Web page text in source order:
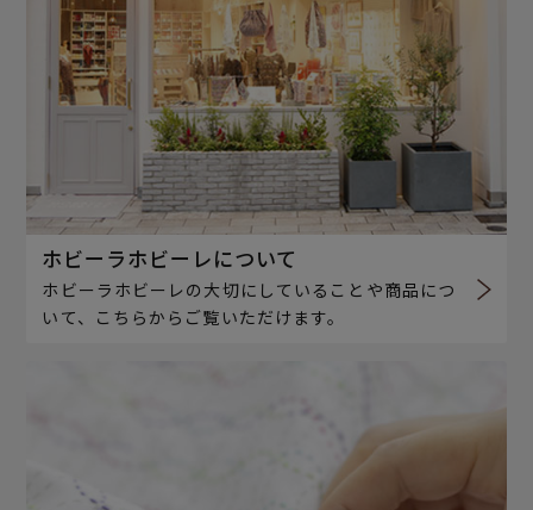
ホビーラホビーレについて
ホビーラホビーレの大切にしていることや商品につ
いて、こちらからご覧いただけます。